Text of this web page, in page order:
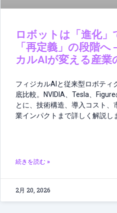
ロボットは「進化」
「再定義」の段階
カルAIが変える産業
フィジカルAIと従来型ロボティ
底比較。NVIDIA、Tesla、
とに、技術構造、導入コスト、
業インパクトまで詳しく解説し
続きを読む »
2月 20, 2026